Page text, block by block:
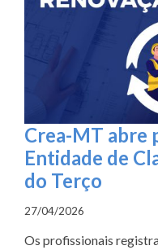
Crea-MT abre
Entidade de
do Terço
27/04/2026
Os profissionais